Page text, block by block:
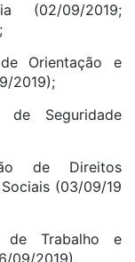
(02/09/2019;
Orientação e
2019);
de Seguridade
de Direitos
(03/09/19
de Trabalho e
09/2019).